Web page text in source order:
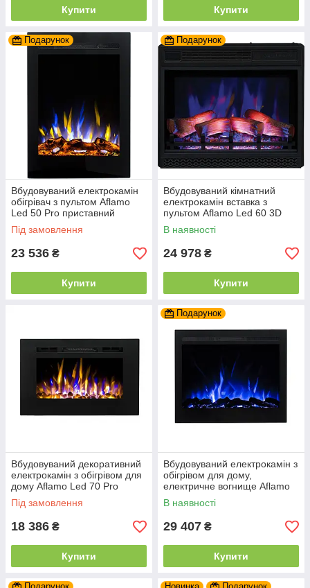
Купити Купити
Подарунок
Вбудовуваний електрокамін
обігрівач з пультом Aflamo
Led 50 Pro приставний
електричний камін 47 см
Під замовлення
23 536 ₴
Купити
Подарунок
Вбудовуваний кімнатний
електрокамін вставка з
пультом Aflamo Led 60 3D
електричний камін обігрівач
60 см
В наявності
24 978 ₴
Купити
Вбудовуваний декоративний
електрокамін з обігрівом для
дому Aflamo Led 70 Pro
електричне вогнище 66 см
Під замовлення
18 386 ₴
Купити
Подарунок
Вбудовуваний електрокамін з
обігрівом для дому,
електричне вогнище Aflamo
Led 80 Pro 77 см
В наявності
29 407 ₴
Купити